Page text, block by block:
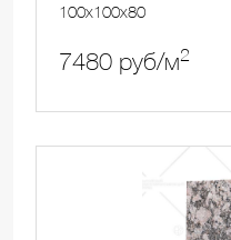
100x100x80
7480 руб/м2